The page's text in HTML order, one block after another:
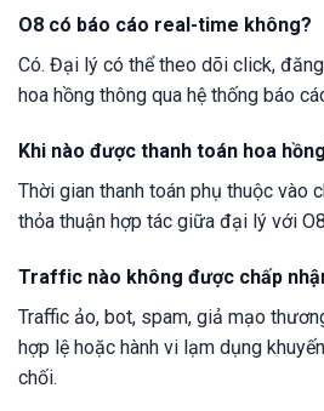
O8 có báo cáo real-time không?
Có. Đại lý có thể theo dõi click,
hoa hồng thông qua hệ thống báo
Khi nào được thanh toán hoa
Thời gian thanh toán phụ thuộc vào
thỏa thuận hợp tác giữa đại lý với
Traffic nào không được chấp
Traffic ảo, bot, spam, giả mạo
hợp lệ hoặc hành vi lạm dụng
chối.